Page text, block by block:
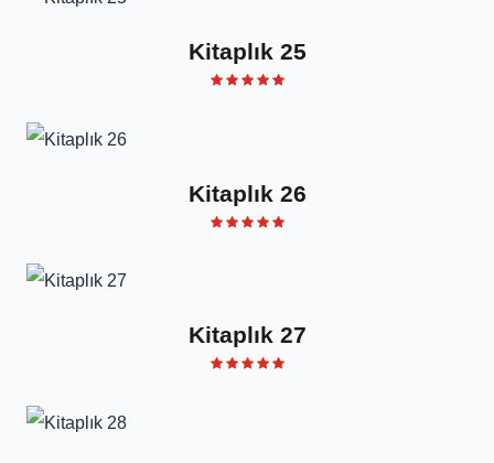
Kitaplık 25
Kitaplık 26
Kitaplık 27